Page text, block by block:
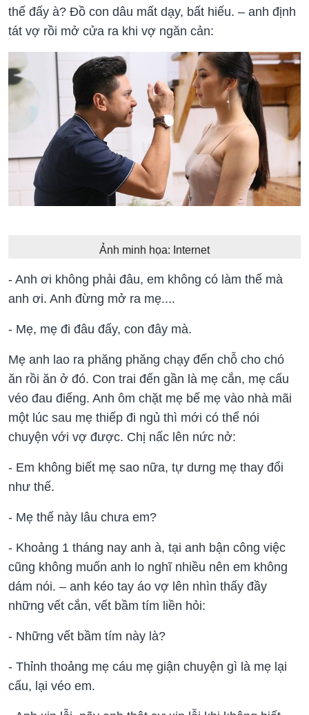
thế đấy à? Đồ con dâu mất dạy, bất hiếu. – anh định
tát vợ rồi mở cửa ra khi vợ ngăn cản:
Ảnh minh họa: Internet
- Anh ơi không phải đâu, em không có làm thế mà
anh ơi. Anh đừng mở ra mẹ....
- Mẹ, mẹ đi đâu đấy, con đây mà.
Mẹ anh lao ra phăng phăng chạy đến chỗ cho chó
ăn rồi ăn ở đó. Con trai đến gần là mẹ cắn, mẹ cấu
véo đau điếng. Anh ôm chặt mẹ bế mẹ vào nhà mãi
một lúc sau mẹ thiếp đi ngủ thì mới có thể nói
chuyện với vợ được. Chị nấc lên nức nở:
- Em không biết mẹ sao nữa, tự dưng mẹ thay đổi
như thế.
- Mẹ thế này lâu chưa em?
- Khoảng 1 tháng nay anh à, tại anh bận công việc
cũng không muốn anh lo nghĩ nhiều nên em không
dám nói. – anh kéo tay áo vợ lên nhìn thấy đầy
những vết cắn, vết bầm tím liền hỏi:
- Những vết bầm tím này là?
- Thỉnh thoảng mẹ cáu mẹ giận chuyện gì là mẹ lại
cấu, lại véo em.